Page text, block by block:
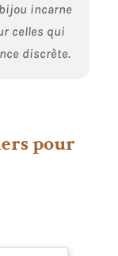
incarne
celles qui
discrète.
pour